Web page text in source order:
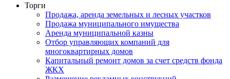
Торги
Продажа, аренда земельных и лесных участков
Продажа муниципального имущества
Аренда муниципальной казны
Отбор управляющих компаний для
многоквартирных домов
Капитальный ремонт домов за счет средств фонда
ЖКХ